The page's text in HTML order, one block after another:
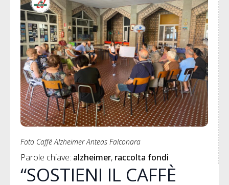
Foto Caffé Alzheimer Anteas Falconara
Parole chiave: alzheimer raccolta fondi
“SOSTIENI IL CAFFÈ